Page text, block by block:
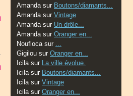
Amandasur Boutons/diamants...
Amandasur Vintage
Amandasur Un drôle...
Amandasur Oranger en...
Nouflocasur ...
Gigilou sur Oranger en...
Icilasur La ville évolue.
Icilasur Boutons/diamants...
Icilasur Vintage
Icilasur Oranger en...